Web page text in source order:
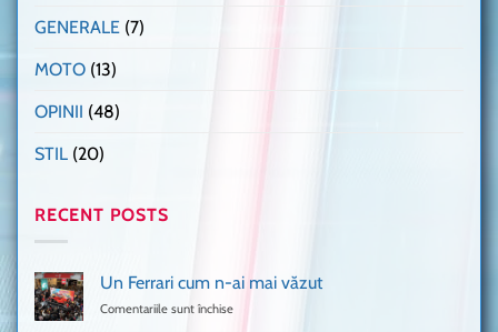
GENERALE (7)
MOTO (13)
OPINII (48)
STIL (20)
RECENT POSTS
Un Ferrari cum n-ai mai văzut
Comentariile sunt închise